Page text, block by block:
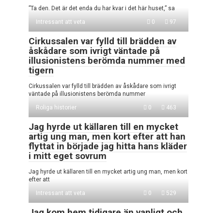
”Ta den. Det är det enda du har kvar i det här huset,” sa
Intressant att veta
0 97
Cirkussalen var fylld till brädden av
åskådare som ivrigt väntade på
illusionistens berömda nummer med
tigern
Cirkussalen var fylld till brädden av åskådare som ivrigt
väntade på illusionistens berömda nummer
Roliga historier
0 463
Jag hyrde ut källaren till en mycket
artig ung man, men kort efter att han
flyttat in började jag hitta hans kläder
i mitt eget sovrum
Jag hyrde ut källaren till en mycket artig ung man, men kort
efter att
Intressant att veta
0 529